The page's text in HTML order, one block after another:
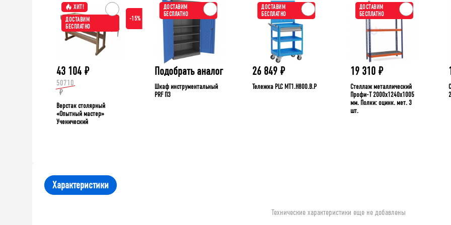
ХИТ!
ДОСТАВИМ
БЕСПЛАТНО
-15%
43 104 ₽
50710
₽
Верстак столярный
«Опытный мастер»
Ученический
ДОСТАВИМ
БЕСПЛАТНО
Подобрать аналог
Шкаф инструментальный
PRF П3
ДОСТАВИМ
БЕСПЛАТНО
26 849 ₽
Тележка PLC МT1.H800.В.Р
ДОСТАВИМ
БЕСПЛАТНО
19 310 ₽
Стеллаж металлический
Профи-Т 2000x1240x1005
мм. Полки: оцинк. мет. 3
шт.
Характеристики
Технические характеристики еще не добавлены